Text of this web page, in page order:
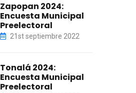
Zapopan 2024:
Encuesta Municipal
Preelectoral
21st septiembre 2022
Tonalá 2024:
Encuesta Municipal
Preelectoral